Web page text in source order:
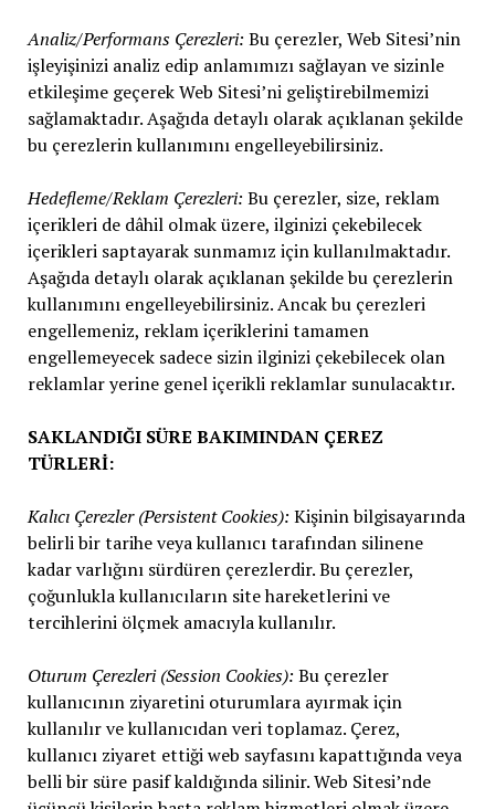
Analiz/Performans Çerezleri: Bu çerezler, Web Sitesi’nin
işleyişinizi analiz edip anlamımızı sağlayan ve sizinle
etkileşime geçerek Web Sitesi’ni geliştirebilmemizi
sağlamaktadır. Aşağıda detaylı olarak açıklanan şekilde
bu çerezlerin kullanımını engelleyebilirsiniz.
Hedefleme/Reklam Çerezleri: Bu çerezler, size, reklam
içerikleri de dâhil olmak üzere, ilginizi çekebilecek
içerikleri saptayarak sunmamız için kullanılmaktadır.
Aşağıda detaylı olarak açıklanan şekilde bu çerezlerin
kullanımını engelleyebilirsiniz. Ancak bu çerezleri
engellemeniz, reklam içeriklerini tamamen
engellemeyecek sadece sizin ilginizi çekebilecek olan
reklamlar yerine genel içerikli reklamlar sunulacaktır.
SAKLANDIĞI SÜRE BAKIMINDAN ÇEREZ
TÜRLERİ:
Kalıcı Çerezler (Persistent Cookies): Kişinin bilgisayarında
belirli bir tarihe veya kullanıcı tarafından silinene
kadar varlığını sürdüren çerezlerdir. Bu çerezler,
çoğunlukla kullanıcıların site hareketlerini ve
tercihlerini ölçmek amacıyla kullanılır.
Oturum Çerezleri (Session Cookies): Bu çerezler
kullanıcının ziyaretini oturumlara ayırmak için
kullanılır ve kullanıcıdan veri toplamaz. Çerez,
kullanıcı ziyaret ettiği web sayfasını kapattığında veya
belli bir süre pasif kaldığında silinir. Web Sitesi’nde